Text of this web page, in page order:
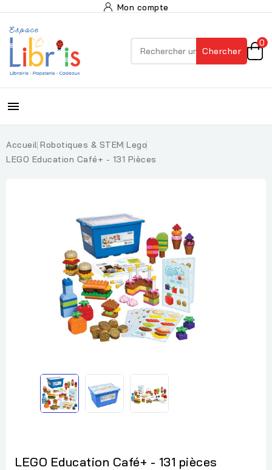
Mon compte
Chercher
0

Accueil Robotiques & STEM Lego
LEGO Education Café+ - 131 Pièces
LEGO Education Café+ - 131 pièces